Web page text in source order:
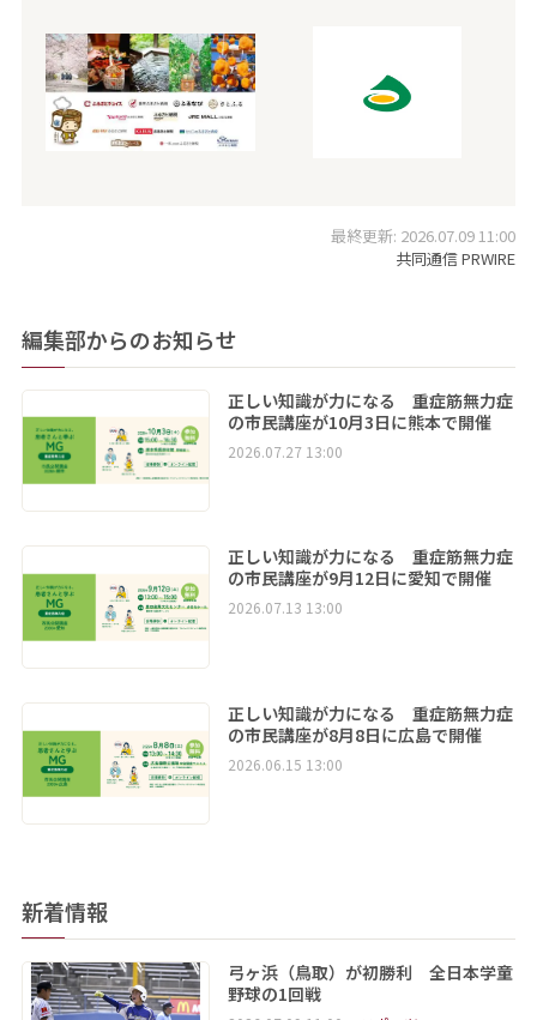
最終更新: 2026.07.09 11:00
共同通信 PRWIRE
編集部からのお知らせ
正しい知識が力になる 重症筋無力症
の市民講座が10月3日に熊本で開催
2026.07.27 13:00
正しい知識が力になる 重症筋無力症
の市民講座が9月12日に愛知で開催
2026.07.13 13:00
正しい知識が力になる 重症筋無力症
の市民講座が8月8日に広島で開催
2026.06.15 13:00
新着情報
弓ヶ浜（鳥取）が初勝利 全日本学童
野球の1回戦